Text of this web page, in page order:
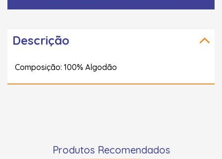
Descrição
Composição: 100% Algodão
Produtos Recomendados